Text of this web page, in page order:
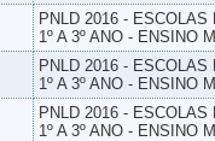
PNLD 2016 -
1º A 3º ANO - ENSINO
PNLD 2016 -
1º A 3º ANO - ENSINO
PNLD 2016 -
1º A 3º ANO - ENSINO